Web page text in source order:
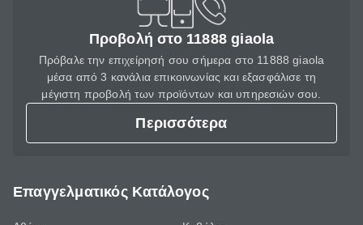
Προβολή στο 11888 giaola
Πρόβαλε την επιχείρησή σου σήμερα στο 11888 giaola
μέσα από 3 κανάλια επικοινωνίας και εξασφάλισε τη
μέγιστη προβολή των προϊόντων και υπηρεσιών σου.
Περισσότερα
Επαγγελματικός Κατάλογος